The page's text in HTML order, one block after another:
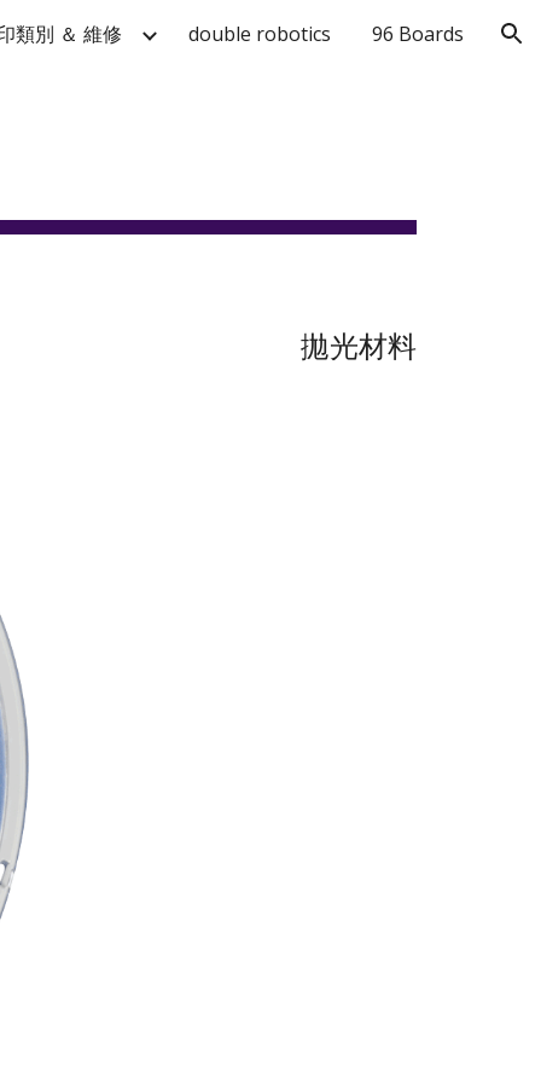
類別 ＆ 維修 double robotics 96 Boards
拋光材料